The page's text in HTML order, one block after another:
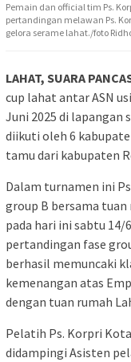
Pemain dan official tim Ps.
pertandingan melawan Ps.
gelora serame lahat./foto
LAHAT, SUARA
cup lahat antar ASN
Juni 2025 di lapangan
diikuti oleh 6
tamu dari kabupaten
Dalam turnamen ini
group B bersama
pada hari ini sabtu
pertandingan fase
berhasil memuncaki
kemenangan atas
dengan tuan rumah
Pelatih Ps. Korpri
didampingi Asisten